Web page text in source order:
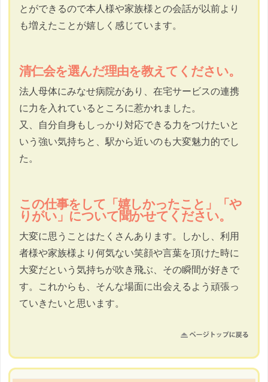
とができるので本人様や家族様との会話が以前より
も増えたことが嬉しく感じています。
清仁会を選んだ理由を教えてください。
法人母体にみなせ病院があり、在宅サービスの連携
に力を入れているところに惹かれました。
又、自分自身もしっかり対応できる力をつけたいと
いう強い気持ちと、駅から近いのも大変魅力的でし
た。
この仕事をして「嬉しかったこと」「や
りがい」について聞かせてください。
大変に思うことはたくさんあります。しかし、利用
者様や家族様より何気ない笑顔や言葉を頂けた時に
大変だという気持ちが吹き飛ぶ、その瞬間が好きで
す。これからも、そんな場面に出会えるよう頑張っ
ていきたいと思います。